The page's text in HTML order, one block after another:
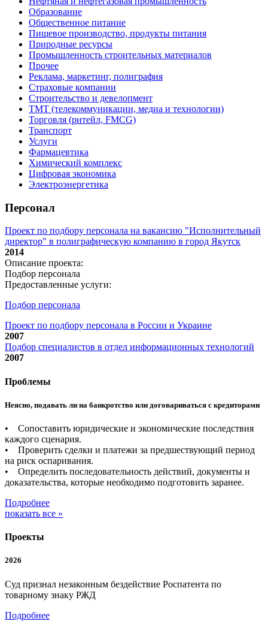
Образование
Общественное питание
Пищевое производство, продукты питания
Природные ресурсы
Промышленность строительных материалов
Прочее
Реклама, маркетинг, полиграфия
Страховые компании
Строительство и девелопмент
ТМТ (телекоммуникации, медиа и технологии)
Торговля (ритейл, FMCG)
Транспорт
Услуги
Фармацевтика
Химический комплекс
Цифровая экономика
Электроэнергетика
Персонал
Проект по подбору персонала на вакансию "Исполнительный
директор" в полиграфическую компанию в город Якутск
2014
Описание проекта:
Подбор персонала
Предоставленные услуги:
Подбор персонала
Проект по подбору персонала в России и Украине
2007
Подбор специалистов в отдел информационных технологий
2007
Проблемы
Неясно, подавать ли на банкротство или договариваться с кредиторами
• Сопоставить юридические и экономические последствия
каждого сценария.
• Проверить сделки и платежи за предшествующий период
на риск оспаривания.
• Определить последовательность действий, документы и
доказательства, которые необходимо подготовить заранее.
Подробнее
показать все »
Проекты
2026
Суд признал незаконным бездействие Роспатента по
товарному знаку РЖД
Подробнее